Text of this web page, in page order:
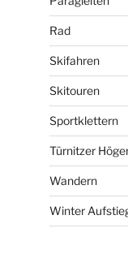
Rad
Skifahren
Skitouren
Sportklettern
Türnitzer
Wandern
Winter